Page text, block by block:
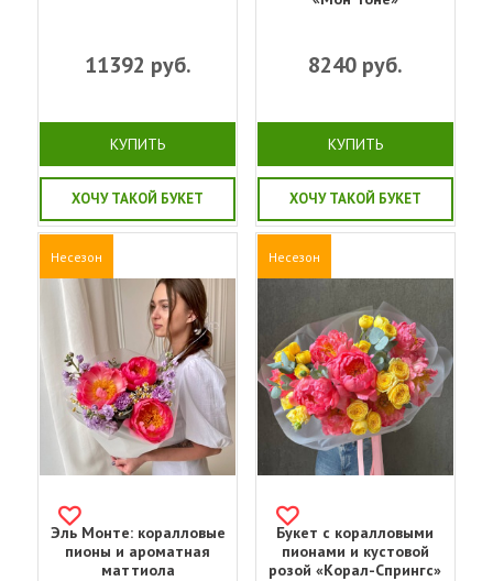
11392 руб.
КУПИТЬ
ХОЧУ ТАКОЙ БУКЕТ
8240руб.
КУПИТЬ
ХОЧУ ТАКОЙ БУКЕТ
Несезон
Эль Монте: коралловые
пионы и ароматная
маттиола
Несезон
Букет с коралловыми
пионами и кустовой
розой «Корал-Спрингс»